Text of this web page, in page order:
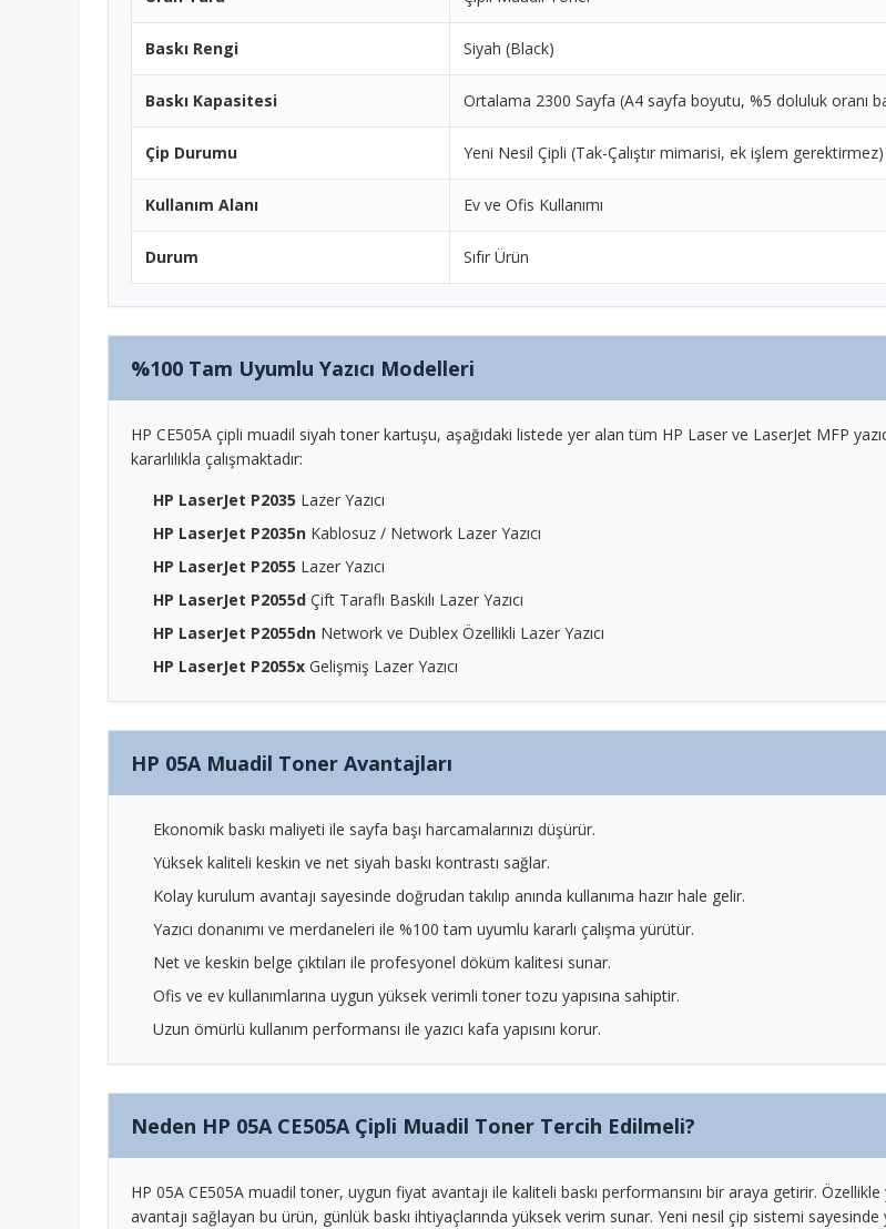
Baskı Rengi Siyah (Black)
Baskı Kapasitesi Ortalama 2300 Sayfa (A4 sayfa boyutu, %5 doluluk oranı
Çip Durumu Yeni Nesil Çipli (Tak-Çalıştır mimarisi, ek işlem gerektirmez)
Kullanım Alanı Ev ve Ofis Kullanımı
Durum Sıfır Ürün
%100 Tam Uyumlu Yazıcı Modelleri
HP CE505A çipli muadil siyah toner kartuşu, aşağıdaki listede yer alan tüm HP Laser ve LaserJet MFP
kararlılıkla çalışmaktadır:
HP LaserJet P2035 Lazer Yazıcı
HP LaserJet P2035n Kablosuz / Network Lazer Yazıcı
HP LaserJet P2055 Lazer Yazıcı
HP LaserJet P2055d Çift Taraflı Baskılı Lazer Yazıcı
HP LaserJet P2055dn Network ve Dublex Özellikli Lazer Yazıcı
HP LaserJet P2055x Gelişmiş Lazer Yazıcı
HP 05A Muadil Toner Avantajları
Ekonomik baskı maliyeti ile sayfa başı harcamalarınızı düşürür.
Yüksek kaliteli keskin ve net siyah baskı kontrastı sağlar.
Kolay kurulum avantajı sayesinde doğrudan takılıp anında kullanıma hazır hale gelir.
Yazıcı donanımı ve merdaneleri ile %100 tam uyumlu kararlı çalışma yürütür.
Net ve keskin belge çıktıları ile profesyonel döküm kalitesi sunar.
Ofis ve ev kullanımlarına uygun yüksek verimli toner tozu yapısına sahiptir.
Uzun ömürlü kullanım performansı ile yazıcı kafa yapısını korur.
Neden HP 05A CE505A Çipli Muadil Toner Tercih Edilmeli?
HP 05A CE505A muadil toner, uygun fiyat avantajı ile kaliteli baskı performansını bir araya getirir. Özellikle
avantajı sağlayan bu ürün, günlük baskı ihtiyaçlarında yüksek verim sunar. Yeni nesil çip sistemi sayesinde